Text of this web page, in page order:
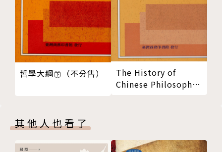
站在光速之上的公尺
誰擋了公尺的腳步？
第三章 一畝有多大？
千年前的賣房合同
千年前的賣地合同
丈量面積有難度
度量衡的演化就像生物的演化，優勝劣汰，適者生存
蕭邦的姓氏來自一瓶紅酒
用嘴測度容量，女王惱了
英國容量統一了嗎？
哲學大綱㊦（不分售）
The History of
Chinese Philosophy
其他人也看了